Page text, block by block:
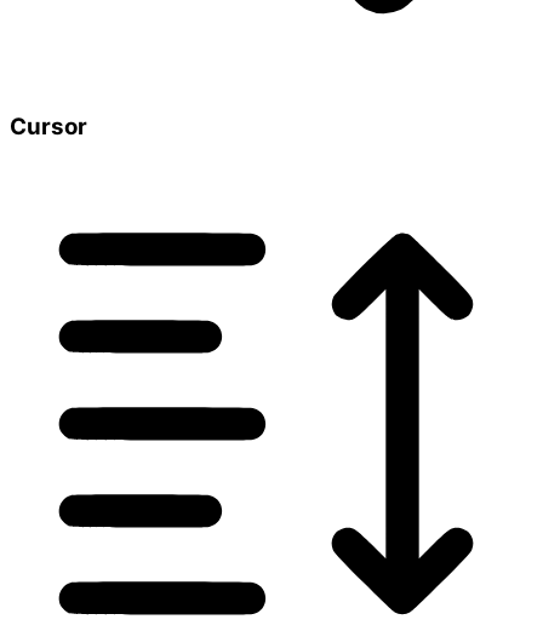
Cursor